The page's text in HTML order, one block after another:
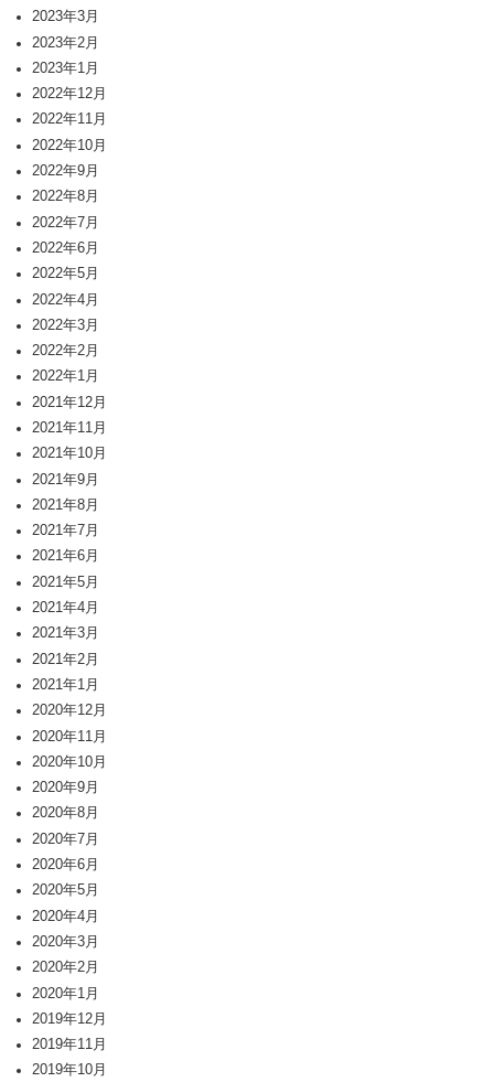
2023年3月
2023年2月
2023年1月
2022年12月
2022年11月
2022年10月
2022年9月
2022年8月
2022年7月
2022年6月
2022年5月
2022年4月
2022年3月
2022年2月
2022年1月
2021年12月
2021年11月
2021年10月
2021年9月
2021年8月
2021年7月
2021年6月
2021年5月
2021年4月
2021年3月
2021年2月
2021年1月
2020年12月
2020年11月
2020年10月
2020年9月
2020年8月
2020年7月
2020年6月
2020年5月
2020年4月
2020年3月
2020年2月
2020年1月
2019年12月
2019年11月
2019年10月